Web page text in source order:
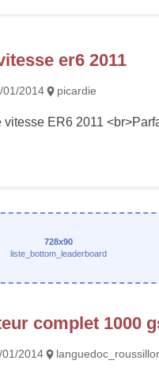
er6 2011
01/2014 picardie
vitesse ER6 2011
728x90
liste_bottom_leaderboard
complet 1000
01/2014